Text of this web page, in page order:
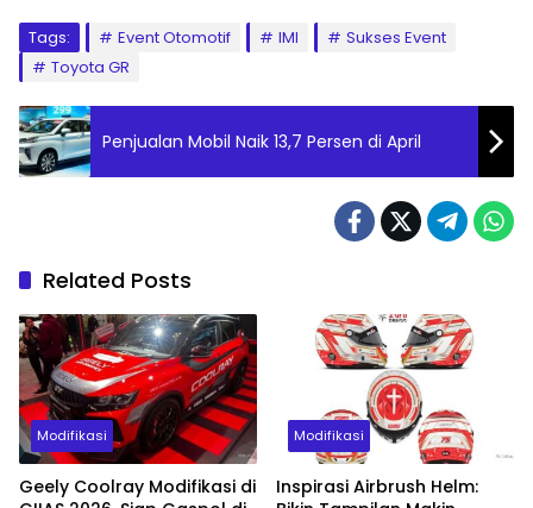
Tags: Event Otomotif IMI
Sukses Event
Toyota GR
Penjualan Mobil Naik 13,7 Persen di April
Related Posts
Modifikasi
Geely Coolray Modifikasi di
Modifikasi
Inspirasi Airbrush Helm: